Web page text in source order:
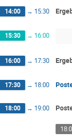
14:00 → 15:30
15:30 → 16:00
16:00 → 17:30
17:30 → 18:00
18:00 → 19:00